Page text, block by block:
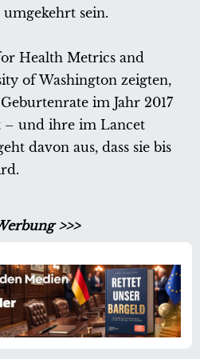
umgekehrt sein.
Health Metrics and
of Washington zeigten,
im Jahr 2017
– und ihre im Lancet
davon aus, dass sie bis
>>>